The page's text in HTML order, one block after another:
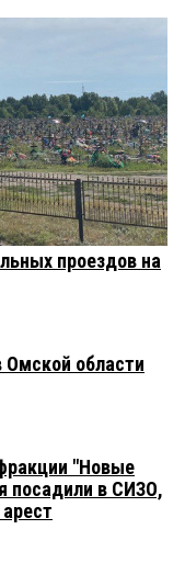
проездов на
Омской области
"Новые
посадили в СИЗО,